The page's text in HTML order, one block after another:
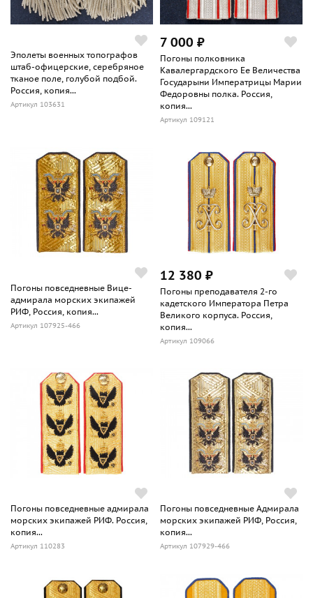
Эполеты военных топографов
штаб-офицерские, серебряное
тканое поле, голубой подбой.
Россия, копия...
Артикул 103631
7 000 ₽
Погоны полковника
Кавалергардского Ее Величества
Государыни Императрицы Марии
Федоровны полка. Россия,
копия...
Артикул 109121
Погоны повседневные Вице-
адмирала морских экипажей
РИФ, Россия, копия...
Артикул 107925-466
12 380 ₽
Погоны преподавателя 2-го
кадетского Императора Петра
Великого корпуса. Россия,
копия...
Артикул 109066
Погоны повседневные адмирала
морских экипажей РИФ. Россия,
копия...
Артикул 110283
Погоны повседневные Адмирала
морских экипажей РИФ, Россия,
копия...
Артикул 107929-466